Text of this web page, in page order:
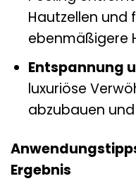
Hautzellen
ebenmäßigere
Entspannung
luxuriöse
abzubauen
Ergebnis